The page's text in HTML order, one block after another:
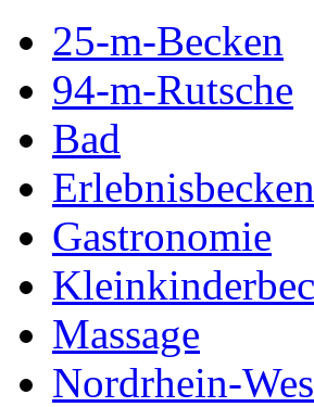
25-m-Becken
94-m-Rutsche
Bad
Erlebnisbecken
Gastronomie
Massage
Nordrhein-